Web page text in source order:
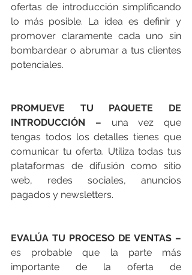
ofertas de introducción simplificando
lo más posible. La idea es definir y
promover claramente cada uno sin
bombardear o abrumar a tus clientes
potenciales.
PROMUEVE TU PAQUETE DE
INTRODUCCIÓN – una vez que
tengas todos los detalles tienes que
comunicar tu oferta. Utiliza todas tus
plataformas de difusión como sitio
web, redes sociales, anuncios
pagados y newsletters.
EVALÚA TU PROCESO DE VENTAS –
es probable que la parte más
importante de la oferta de